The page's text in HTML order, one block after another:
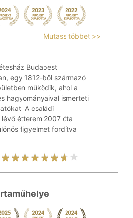
Mutass többet >>
Budapest
egy 1812-ből származó
működik, ahol a
hagyományaival ismerteti
A családi
étterem 2007 óta
figyelmet fordítva